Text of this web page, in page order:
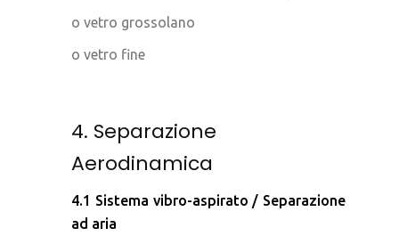
o vetro grossolano
o vetro fine
4. Separazione
Aerodinamica
4.1 Sistema vibro-aspirato / Separazione
ad aria